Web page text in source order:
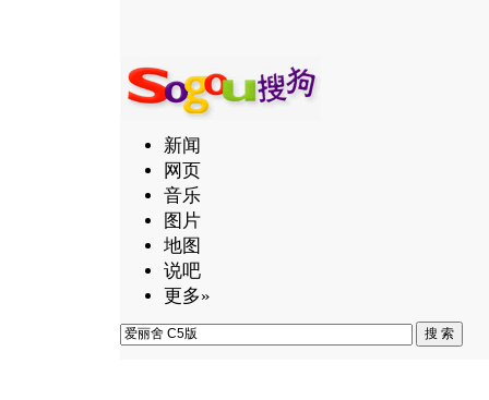
新闻
网页
音乐
图片
地图
说吧
更多»